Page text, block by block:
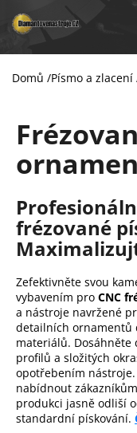
na
obsah
Domů /Písmo a zlacení
frézované
Zefektivněte svou
vybavením pro CNC
a nástroje navržené
detailních ornamentů
materiálů. Dosáhněte
profilů a složitých
opotřebením
nabídnout
produkci jasně odliší
standardní pískování.
š
Zpět
Zpět
C
p
o
t
e
b
u
j
e
t
e
n
a
j
í